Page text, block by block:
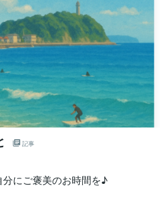
記事
にご褒美のお時間を♪